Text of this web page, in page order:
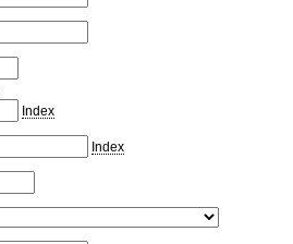
Index
Index